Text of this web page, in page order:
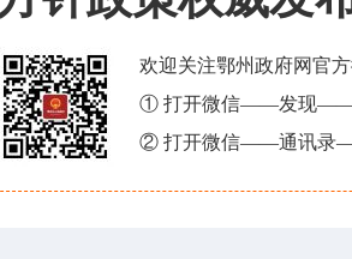
欢迎关注鄂州政府网官
① 打开微信——发现——
② 打开微信——通讯录